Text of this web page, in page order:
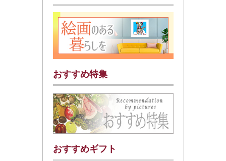
おすすめ特集
おすすめギフト